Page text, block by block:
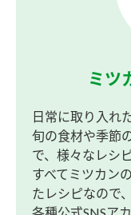
ミツ
日常に取り入れ
旬の食材や季節
で、様々なレシ
すべてミツカン
たレシピなので